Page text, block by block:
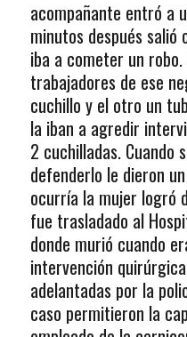
acompañante entró a
minutos después
iba a cometer un
trabajadores de ese
cuchillo y el otro un
la iban a agredir
2 cuchilladas. Cuando
defenderlo le dieron
ocurría la mujer logró
fue trasladado al
donde murió cuando
intervención
adelantadas por la
caso permitieron la